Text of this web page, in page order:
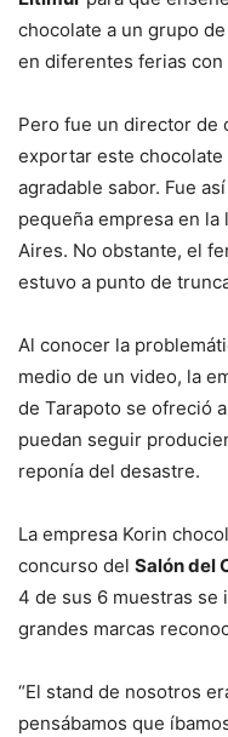
chocolate a un grupo
en diferentes ferias con
Pero fue un director de
exportar este
agradable sabor. Fue
pequeña empresa en
Aires. No obstante, el
estuvo a punto de
Al conocer la
medio de un video, la
de Tarapoto se ofreció
puedan seguir
reponía del desastre.
La empresa Korin
concurso del Salón del
4 de sus 6 muestras se
grandes marcas
“El stand de nosotros
pensábamos que